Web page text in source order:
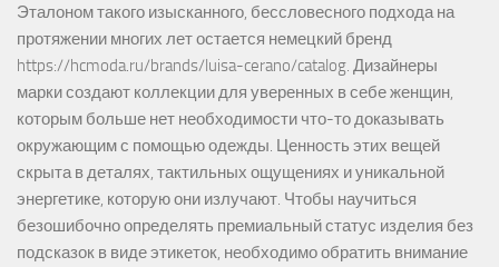
Эталоном такого изысканного, бессловесного подхода на
протяжении многих лет остается немецкий бренд
https://hcmoda.ru/brands/luisa-cerano/catalog. Дизайнеры
марки создают коллекции для уверенных в себе женщин,
которым больше нет необходимости что-то доказывать
окружающим с помощью одежды. Ценность этих вещей
скрыта в деталях, тактильных ощущениях и уникальной
энергетике, которую они излучают. Чтобы научиться
безошибочно определять премиальный статус изделия без
подсказок в виде этикеток, необходимо обратить внимание